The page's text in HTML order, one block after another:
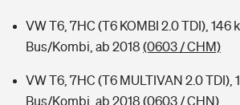
VW T6, 7HC (T6 KOMBI 2.0 TDI), 146
Bus/Kombi, ab 2018 (0603 / CHM)
VW T6, 7HC (T6 MULTIVAN 2.0 TDI),
Bus/Kombi, ab 2018 (0603 / CHN)